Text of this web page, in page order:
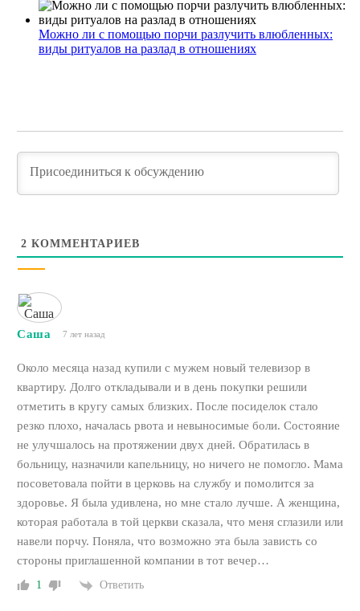
Можно ли с помощью порчи разлучить влюбленных:
виды ритуалов на разлад в отношениях
2 КОММЕНТАРИЕВ
Саша 7 лет назад
Около месяца назад купили с мужем новый телевизор в
квартиру. Долго откладывали и в день покупки решили
отметить в кругу самых близких. После посиделок стало
резко плохо, началась рвота и невыносимые боли. Состояние
не улучшалось на протяжении двух дней. Обратилась в
больницу, назначили капельницу, но ничего не помогло. Мама
посоветовала пойти в церковь на службу и помолится за
здоровье. Я была удивлена, но мне стало лучше. А женщина,
которая работала в той церкви сказала, что меня сглазили или
навели порчу. Поняла, что возможно эта была зависть со
стороны приглашенной компании в тот вечер…
1 Ответить